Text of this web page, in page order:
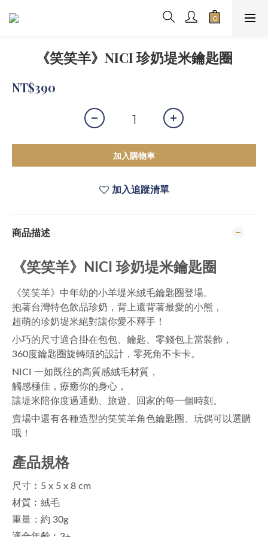
《笑笑羊》NICI 珍奶堤米鑰匙圈
NT$390
加入購物車
加入追蹤清單
商品描述
《笑笑羊》NICI 珍奶堤米鑰匙圈
《笑笑羊》中年幼的小羊堤米絨毛鑰匙圈登場。
抱著台灣特色飲品珍奶，背上還背著最愛的小熊，
超萌的珍奶堤米絕對讓你愛不釋手！
小巧的尺寸適合掛在包包、鑰匙、零錢包上當裝飾，
360度鑰匙圈旋轉頭的設計，零死角不卡卡。
NICI 一如既往的高質感絨毛材質，
觸感極佳，療癒你的身心，
讓堤米陪你度過通勤、旅遊、回家的每一個時刻。
賣場中還有各種造型的笑笑羊角色鑰匙圈、玩偶可以選購
哦！
產品規格
尺寸︰5 x 5 x 8 cm
材質︰絨毛
重量：約 30g